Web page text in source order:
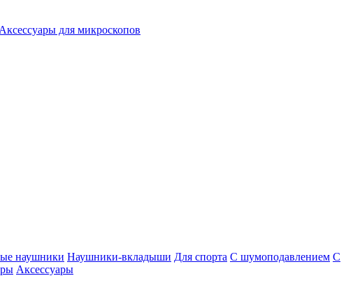
Аксессуары для микроскопов
наушники Наушники-вкладыши Для спорта С шумоподавлением С
Аксессуары